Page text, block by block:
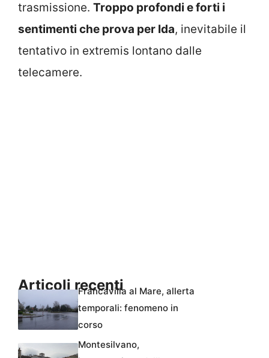
trasmissione. Troppo profondi e forti i
sentimenti che prova per Ida, inevitabile il
tentativo in extremis lontano dalle
telecamere.
Articoli recentiFrancavilla al Mare, allerta
temporali: fenomeno in
corso
Montesilvano,